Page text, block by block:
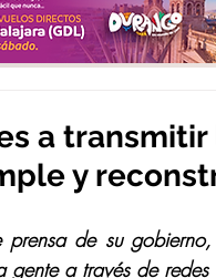
a transmitir
y
de su
a través de redes